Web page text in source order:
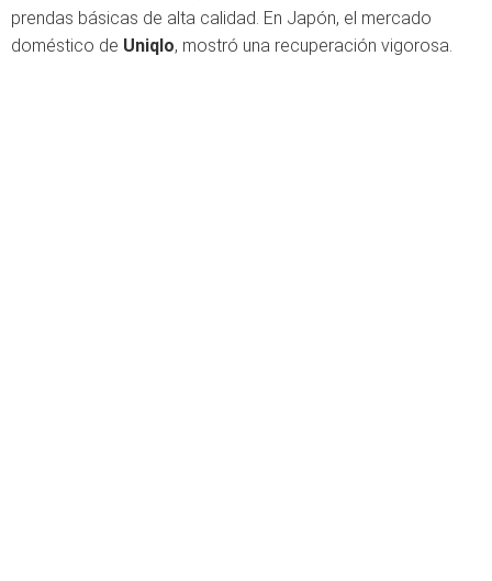
prendas básicas de alta calidad. En Japón, el mercado
doméstico de Uniqlo, mostró una recuperación vigorosa.